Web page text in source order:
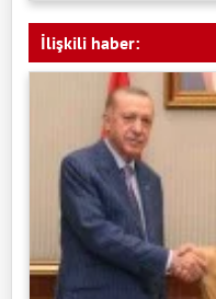
İlişkili haber: